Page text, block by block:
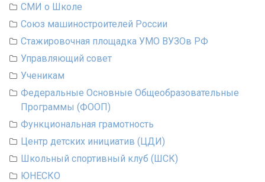
СМИ о Школе
Союз машиностроителей России
Стажировочная площадка УМО ВУЗОв РФ
Управляющий совет
Ученикам
Федеральные Основные Общеобразовательные
Программы (ФООП)
Функциональная грамотность
Центр детских инициатив (ЦДИ)
Школьный спортивный клуб (ШСК)
ЮНЕСКО